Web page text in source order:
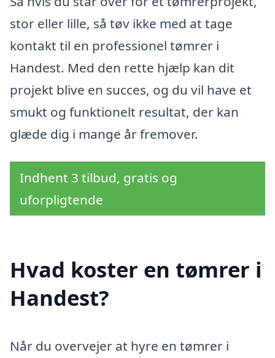
stor eller lille, så tøv ikke med at tage
kontakt til en professionel tømrer i
Handest. Med den rette hjælp kan dit
projekt blive en succes, og du vil have et
smukt og funktionelt resultat, der kan
glæde dig i mange år fremover.
Indhent 3 tilbud, gratis og
uforpligtende
Hvad koster en tømrer i
Handest?
Når du overvejer at hyre en tømrer i